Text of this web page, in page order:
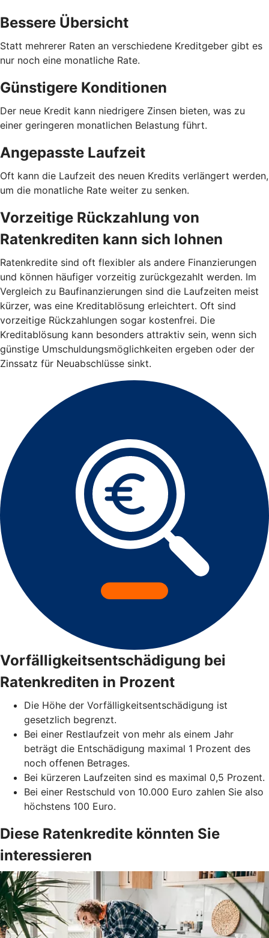
Bessere Übersicht
Statt mehrerer Raten an verschiedene Kreditgeber gibt es
nur noch eine monatliche Rate.
Günstigere Konditionen
Der neue Kredit kann niedrigere Zinsen bieten, was zu
einer geringeren monatlichen Belastung führt.
Angepasste Laufzeit
Oft kann die Laufzeit des neuen Kredits verlängert werden,
um die monatliche Rate weiter zu senken.
Vorzeitige Rückzahlung von
Ratenkrediten kann sich lohnen
Ratenkredite sind oft flexibler als andere Finanzierungen
und können häufiger vorzeitig zurückgezahlt werden. Im
Vergleich zu Baufinanzierungen sind die Laufzeiten meist
kürzer, was eine Kreditablösung erleichtert. Oft sind
vorzeitige Rückzahlungen sogar kostenfrei. Die
Kreditablösung kann besonders attraktiv sein, wenn sich
günstige Umschuldungsmöglichkeiten ergeben oder der
Zinssatz für Neuabschlüsse sinkt.
Vorfälligkeitsentschädigung bei
Ratenkrediten in Prozent
Die Höhe der Vorfälligkeitsentschädigung ist
gesetzlich begrenzt.
Bei einer Restlaufzeit von mehr als einem Jahr
beträgt die Entschädigung maximal 1 Prozent des
noch offenen Betrages.
Bei kürzeren Laufzeiten sind es maximal 0,5 Prozent.
Bei einer Restschuld von 10.000 Euro zahlen Sie also
höchstens 100 Euro.
Diese Ratenkredite könnten Sie
interessieren